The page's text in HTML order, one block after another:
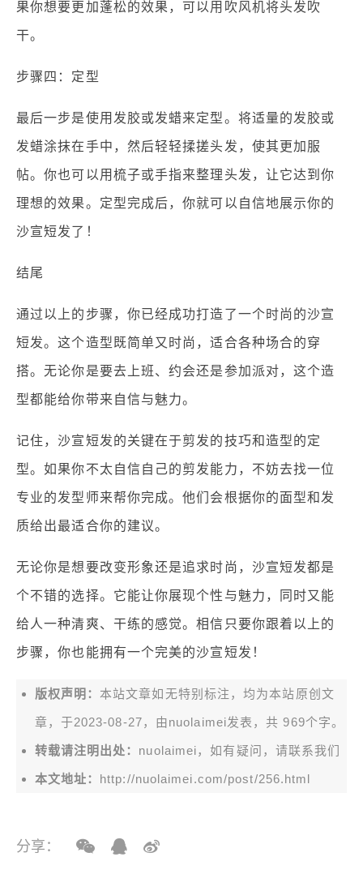
果你想要更加蓬松的效果，可以用吹风机将头发吹
干。
步骤四：定型
最后一步是使用发胶或发蜡来定型。将适量的发胶或
发蜡涂抹在手中，然后轻轻揉搓头发，使其更加服
帖。你也可以用梳子或手指来整理头发，让它达到你
理想的效果。定型完成后，你就可以自信地展示你的
沙宣短发了！
结尾
通过以上的步骤，你已经成功打造了一个时尚的沙宣
短发。这个造型既简单又时尚，适合各种场合的穿
搭。无论你是要去上班、约会还是参加派对，这个造
型都能给你带来自信与魅力。
记住，沙宣短发的关键在于剪发的技巧和造型的定
型。如果你不太自信自己的剪发能力，不妨去找一位
专业的发型师来帮你完成。他们会根据你的面型和发
质给出最适合你的建议。
无论你是想要改变形象还是追求时尚，沙宣短发都是
个不错的选择。它能让你展现个性与魅力，同时又能
给人一种清爽、干练的感觉。相信只要你跟着以上的
步骤，你也能拥有一个完美的沙宣短发！
版权声明： 本站文章如无特别标注，均为本站原创文
章，于2023-08-27，由nuolaimei发表，共 969个字。
转载请注明出处： nuolaimei，如有疑问，请联系我们
本文地址： http://nuolaimei.com/post/256.html
分享：